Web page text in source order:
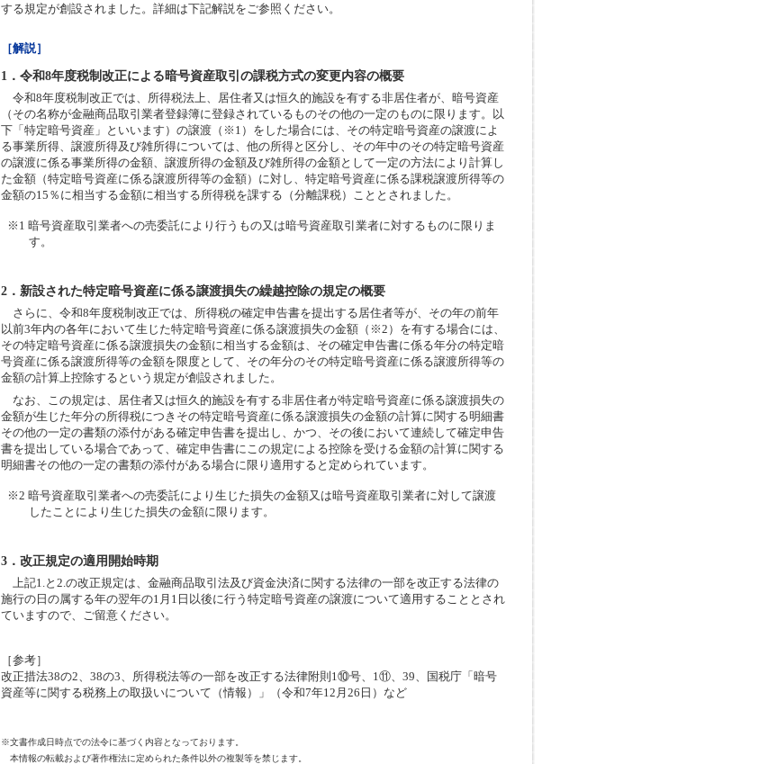
する規定が創設されました。詳細は下記解説をご参照ください。
［解説］
1．令和8年度税制改正による暗号資産取引の課税方式の変更内容の概要
令和8年度税制改正では、所得税法上、居住者又は恒久的施設を有する非居住者が、暗号資産
（その名称が金融商品取引業者登録簿に登録されているものその他の一定のものに限ります。以
下「特定暗号資産」といいます）の譲渡（※1）をした場合には、その特定暗号資産の譲渡によ
る事業所得、譲渡所得及び雑所得については、他の所得と区分し、その年中のその特定暗号資産
の譲渡に係る事業所得の金額、譲渡所得の金額及び雑所得の金額として一定の方法により計算し
た金額（特定暗号資産に係る譲渡所得等の金額）に対し、特定暗号資産に係る課税譲渡所得等の
金額の15％に相当する金額に相当する所得税を課する（分離課税）こととされました。
※1 暗号資産取引業者への売委託により行うもの又は暗号資産取引業者に対するものに限りま
す。
2．新設された特定暗号資産に係る譲渡損失の繰越控除の規定の概要
さらに、令和8年度税制改正では、所得税の確定申告書を提出する居住者等が、その年の前年
以前3年内の各年において生じた特定暗号資産に係る譲渡損失の金額（※2）を有する場合には、
その特定暗号資産に係る譲渡損失の金額に相当する金額は、その確定申告書に係る年分の特定暗
号資産に係る譲渡所得等の金額を限度として、その年分のその特定暗号資産に係る譲渡所得等の
金額の計算上控除するという規定が創設されました。
なお、この規定は、居住者又は恒久的施設を有する非居住者が特定暗号資産に係る譲渡損失の
金額が生じた年分の所得税につきその特定暗号資産に係る譲渡損失の金額の計算に関する明細書
その他の一定の書類の添付がある確定申告書を提出し、かつ、その後において連続して確定申告
書を提出している場合であって、確定申告書にこの規定による控除を受ける金額の計算に関する
明細書その他の一定の書類の添付がある場合に限り適用すると定められています。
※2 暗号資産取引業者への売委託により生じた損失の金額又は暗号資産取引業者に対して譲渡
したことにより生じた損失の金額に限ります。
3．改正規定の適用開始時期
上記1.と2.の改正規定は、金融商品取引法及び資金決済に関する法律の一部を改正する法律の
施行の日の属する年の翌年の1月1日以後に行う特定暗号資産の譲渡について適用することとされ
ていますので、ご留意ください。
［参考］
改正措法38の2、38の3、所得税法等の一部を改正する法律附則1⑩号、1⑪、39、国税庁「暗号
資産等に関する税務上の取扱いについて（情報）」（令和7年12月26日）など
※文書作成日時点での法令に基づく内容となっております。
本情報の転載および著作権法に定められた条件以外の複製等を禁じます。